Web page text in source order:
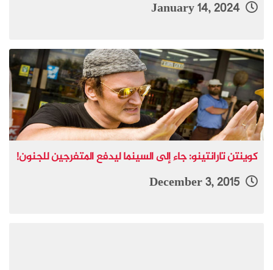
كوينتن تارانتينو: جاء إلى السينما ليدفع المتفرجين للجنون!